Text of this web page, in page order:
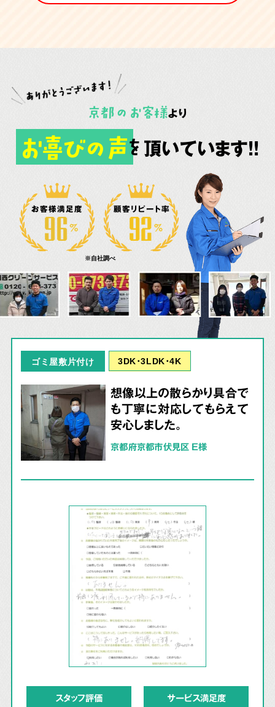
京都 の お客様より
お喜びの声を 頂いています!!
お客様満足度 顧客リピート率
※自社調べ
ゴミ屋敷片付け 3DK･3LDK･4K
想像以上の散らかり具合で
も丁寧に対応してもらえて
安心しました。
京都府京都市伏見区 E様
スタッフ評価 サービス満足度